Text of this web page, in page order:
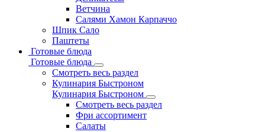
Ветчина
Салями Хамон Карпаччо
Шпик Сало
Паштеты
Готовые блюда
Готовые блюда
Смотреть весь раздел
Кулинария Быстроном
Кулинария Быстроном
Смотреть весь раздел
Фри ассортимент
Салаты